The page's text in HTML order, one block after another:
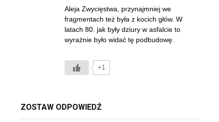
Aleja Zwycięstwa, przynajmniej we
fragmentach też była z kocich głów. W
latach 80. jak były dziury w asfalcie to
wyraźnie było widać tę podbudowę.
+1
ZOSTAW ODPOWIEDŹ